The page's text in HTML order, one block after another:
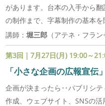
があります。台本の入手から
の制作まで、字幕制作の基本を
講師：堀三郎 （アテネ・フラ
第3回｜7月27日(月) 19:00～
「小さな企画の広報宣伝」
企画が決まったら‥パブリシ
作成、ウェブサイト、SNSの